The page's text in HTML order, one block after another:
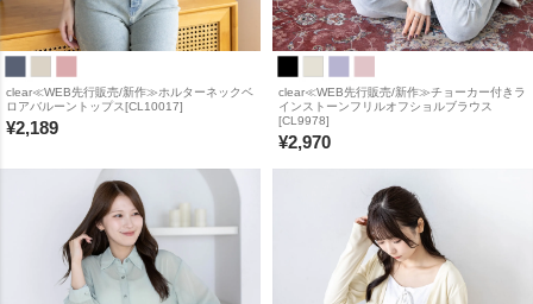
clear≪WEB先行販売/新作≫ホルターネックベ
ロアバルーントップス[CL10017]
¥2,189
clear≪WEB先行販売/新作≫チョーカー付きラ
インストーンフリルオフショルブラウス
[CL9978]
¥2,970